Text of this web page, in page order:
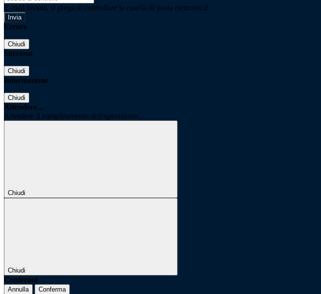
E-mail inviata, si prega di controllare la casella di posta elettronica!
Errore
Chiudi
Successo
Chiudi
Informazione
Chiudi
Attendere...
Attendere il completamento dell'operazione...
Chiudi
Chiudi
Conferma
Annulla Conferma